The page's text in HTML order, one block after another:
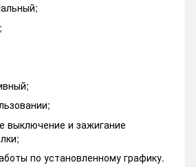
выключение и зажигание
по установленному графику.